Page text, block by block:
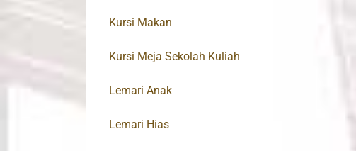
Kursi Makan
Kursi Meja Sekolah Kuliah
Lemari Anak
Lemari Hias